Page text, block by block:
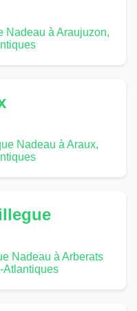
Nadeau à Araujuzon,
Nadeau à Araux,
Nadeau à Arberats
Atlantiques